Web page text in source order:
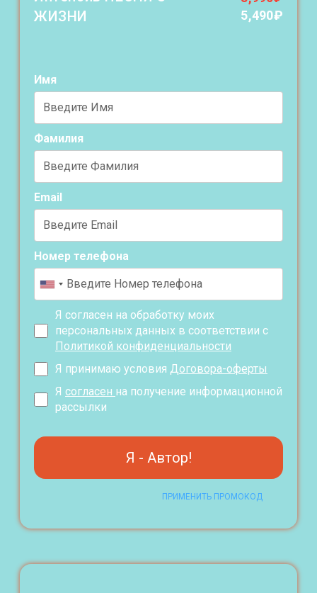
ЖИЗНИ
5,490₽
Имя
Фамилия
Email
Номер телефона
Я согласен на обработку моих
персональных данных в соответствии с
Политикой конфиденциальности
Я принимаю условия Договора-оферты
Я согласен на получение информационной
рассылки
Я - Автор!
ПРИМЕНИТЬ ПРОМОКОД